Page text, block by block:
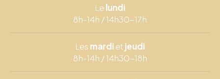
Lelundi
8h-14h / 14h30-17h
Les mardiet jeudi
8h-14h / 14h30-18h